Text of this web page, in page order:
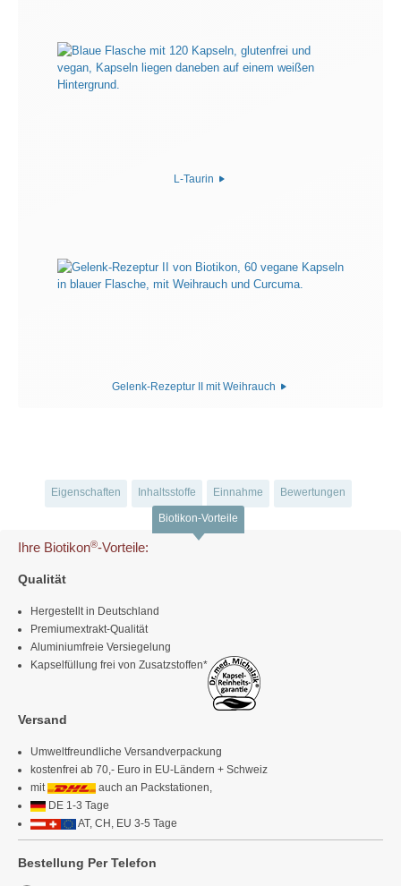
L-Taurin
Gelenk-Rezeptur II mit Weihrauch
Eigenschaften Inhaltsstoffe Einnahme Bewertungen
Biotikon-Vorteile
Ihre Biotikon®-Vorteile:
Qualität
Hergestellt in Deutschland
Premiumextrakt-Qualität
Aluminiumfreie Versiegelung
Kapselfüllung frei von Zusatzstoffen*
Versand
Umweltfreundliche Versandverpackung
kostenfrei ab 70,- Euro in EU-Ländern + Schweiz
mit
auch an Packstationen,
DE 1-3 Tage
AT, CH, EU 3-5 Tage
Bestellung Per Telefon